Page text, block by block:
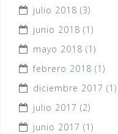
julio 2018 (3)
junio 2018 (1)
mayo 2018 (1)
febrero 2018 (1)
diciembre 2017 (1)
julio 2017 (2)
junio 2017 (1)